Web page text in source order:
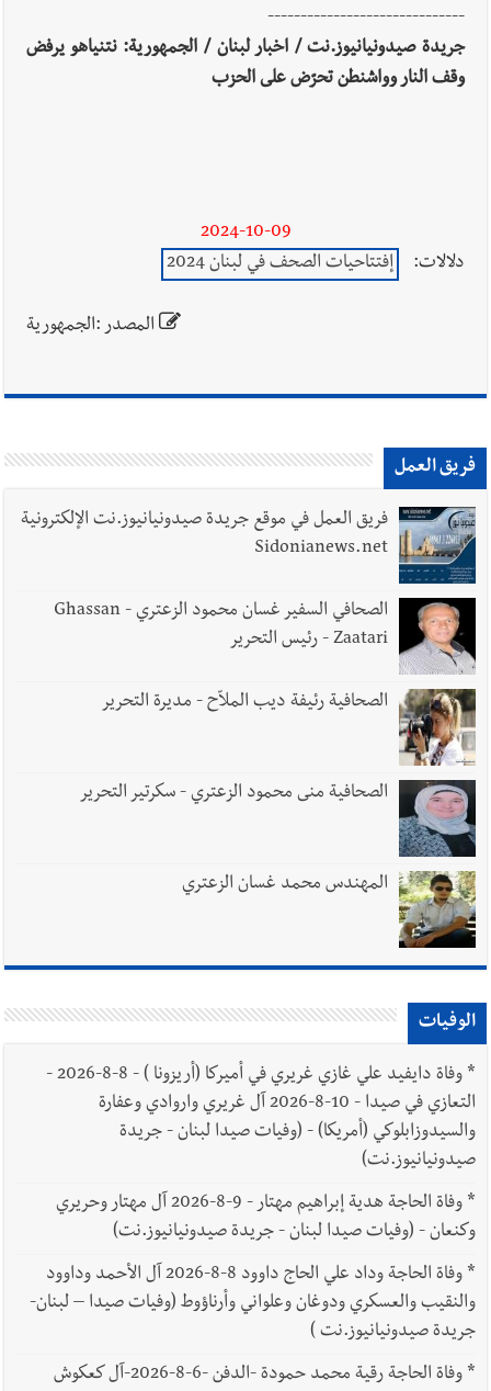
------------------------------
جريدة صيدونيانيوز.نت / اخبار لبنان / الجمهورية: نتنياهو يرفض
وقف النار وواشنطن تحرّض على الحزب
2024-10-09
دلالات:
إفتتاحيات الصحف في لبنان 2024
المصدر :الجمهورية
فريق العمل
فريق العمل في موقع جريدة صيدونيانيوز.نت الإلكترونية
Sidonianews.net
الصحافي السفير غسان محمود الزعتري - Ghassan
Zaatari - رئيس التحرير
الصحافية رئيفة ديب الملاّح - مديرة التحرير
الصحافية منى محمود الزعتري - سكرتير التحرير
المهندس محمد غسان الزعتري
الوفيات
*
وفاة دايفيد علي غازي غريري في أميركا (أريزونا ) - 8-8-2026 -
التعازي في صيدا - 10-8-2026 آل غريري واروادي وعفارة
والسيدوزابلوكي (أمريكا) - (وفيات صيدا لبنان - جريدة
صيدونيانيوز.نت)
*
وفاة الحاجة هدية إبراهيم مهتار - 9-8-2026 آل مهتار وحريري
وكنعان - (وفيات صيدا لبنان - جريدة صيدونيانيوز.نت)
*
وفاة الحاجة وداد علي الحاج داوود 8-8-2026 آل الأحمد وداوود
والنقيب والعسكري ودوغان وعلواني وأرناؤوط (وفيات صيدا – لبنان-
جريدة صيدونيانيوز.نت )
*
وفاة الحاجة رقية محمد حمودة -الدفن -6-8-2026-آل كعكوش